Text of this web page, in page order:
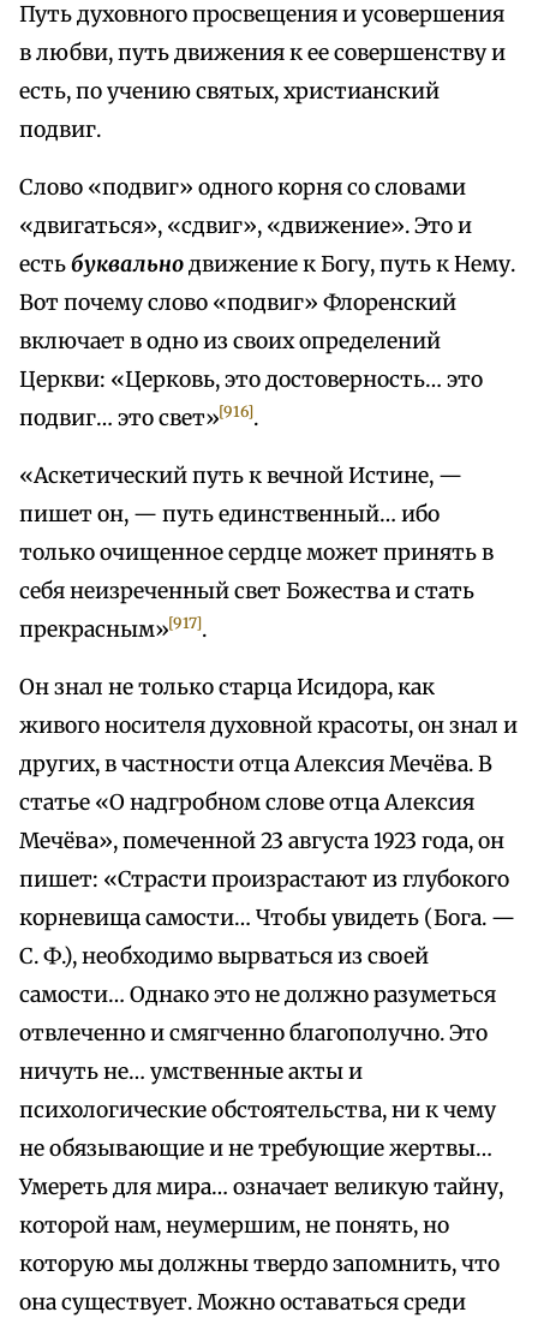
Путь духовного просвещения и усовершения
в любви, путь движения к ее совершенству и
есть, по учению святых, христианский
подвиг.
Слово «подвиг» одного корня со словами
«двигаться», «сдвиг», «движение». Это и
естьбуквальнодвижение к Богу, путь к Нему.
Вот почему слово «подвиг» Флоренский
включает в одно из своих определений
Церкви: «Церковь, это достоверность… это
подвиг… это свет»[916].
«Аскетический путь к вечной Истине, —
пишет он, — путь единственный… ибо
только очищенное сердце может принять в
себя неизреченный свет Божества и стать
прекрасным»[917].
Он знал не только старца Исидора, как
живого носителя духовной красоты, он знал и
других, в частности отца Алексия Мечёва. В
статье «О надгробном слове отца Алексия
Мечёва», помеченной 23 августа 1923 года, он
пишет: «Страсти произрастают из глубокого
корневища самости… Чтобы увидеть (Бога. —
С. Ф.), необходимо вырваться из своей
самости… Однако это не должно разуметься
отвлеченно и смягченно благополучно. Это
ничуть не… умственные акты и
психологические обстоятельства, ни к чему
не обязывающие и не требующие жертвы…
Умереть для мира… означает великую тайну,
которой нам, неумершим, не понять, но
которую мы должны твердо запомнить, что
она существует. Можно оставаться среди